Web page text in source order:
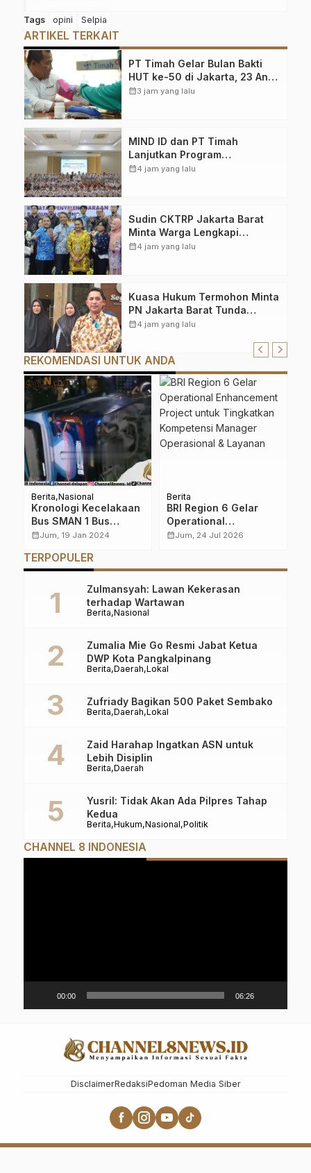
Tags opini Selpia
ARTIKEL TERKAIT
PT Timah Gelar Bulan Bakti
HUT ke-50 di Jakarta, 23 Anak
Ikut Khitan Massal dan 107
calendar_month3 jam yang lalu
MIND ID dan PT Timah
Lanjutkan Program
MINDucation untuk
calendar_month4 jam yang lalu
Sudin CKTRP Jakarta Barat
Minta Warga Lengkapi
Persyaratan PBG
calendar_month4 jam yang lalu
Kuasa Hukum Termohon Minta
PN Jakarta Barat Tunda
Eksekusi Toko Segeer Bakery
calendar_month4 jam yang lalu
REKOMENDASI UNTUK ANDA
Berita Nasional
Kronologi Kecelakaan
Bus SMAN 1 Bus
Sidoarjo yang
Tewas
calendar_monthJum, 19 Jan 2024
Berita
BRI Region 6 Gelar
Operational
Enhancement Project
Operasional &
Layanan
calendar_monthJum, 24 Jul 2026
TERPOPULER
Berita Nasional
Zulmansyah: Lawan Kekerasan
terhadap Wartawan
Berita Daerah Lokal
Zumalia Mie Go Resmi Jabat Ketua
DWP Kota Pangkalpinang
Berita Daerah Lokal
Zufriady Bagikan 500 Paket Sembako
Berita Daerah
Zaid Harahap Ingatkan ASN untuk
Lebih Disiplin
Berita Hukum Nasional Politik
Yusril: Tidak Akan Ada Pilpres Tahap
Kedua
CHANNEL 8 INDONESIA
00:00 06:26
DisclaimerRedaksiPedoman Media Siber